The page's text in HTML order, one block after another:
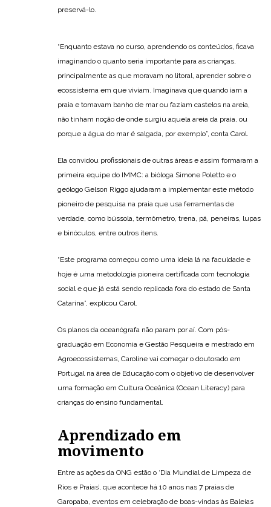
preservá-lo.
“Enquanto estava no curso, aprendendo os conteúdos, ficava
imaginando o quanto seria importante para as crianças,
principalmente as que moravam no litoral, aprender sobre o
ecossistema em que viviam. Imaginava que quando iam a
praia e tomavam banho de mar ou faziam castelos na areia,
não tinham noção de onde surgiu aquela areia da praia, ou
porque a água do mar é salgada, por exemplo”, conta Carol.
Ela convidou profissionais de outras áreas e assim formaram a
primeira equipe do IMMC: a bióloga Simone Poletto e o
geólogo Gelson Riggo ajudaram a implementar este método
pioneiro de pesquisa na praia que usa ferramentas de
verdade, como bússola, termômetro, trena, pá, peneiras, lupas
e binóculos, entre outros itens.
“Este programa começou como uma ideia lá na faculdade e
hoje é uma metodologia pioneira certificada com tecnologia
social e que já está sendo replicada fora do estado de Santa
Catarina”, explicou Carol.
Os planos da oceanógrafa não param por aí. Com pós-
graduação em Economia e Gestão Pesqueira e mestrado em
Agroecossistemas, Caroline vai começar o doutorado em
Portugal na área de Educação com o objetivo de desenvolver
uma formação em Cultura Oceânica (Ocean Literacy) para
crianças do ensino fundamental.
Aprendizado em
movimento
Entre as ações da ONG estão o ‘Dia Mundial de Limpeza de
Rios e Praias’, que acontece há 10 anos nas 7 praias de
Garopaba, eventos em celebração de boas-vindas às Baleias